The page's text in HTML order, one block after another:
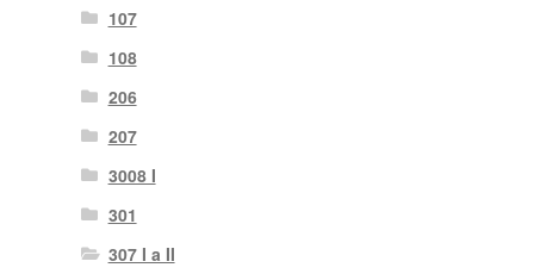
107
108
206
207
3008 I
301
307 I a II